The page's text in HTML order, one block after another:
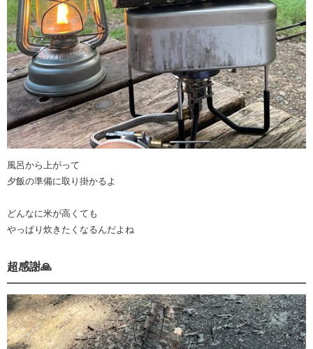
風呂から上がって
夕飯の準備に取り掛かるよ
どんなに米が高くても
やっぱり炊きたくなるんだよね
超感謝🙏